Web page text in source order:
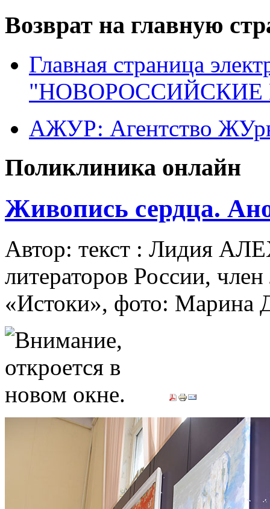
Возврат на главную
Главная страница
"НОВОРОССИЙСКИЕ
АЖУР: Агентство
Поликлиника онлайн
Живопись сердца.
Автор: текст : Лидия
литераторов России,
«Истоки», фото: